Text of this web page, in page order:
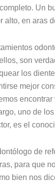
Un
alto, en aras
son
los
mejor
uno de
es el
de
para que
bien nos